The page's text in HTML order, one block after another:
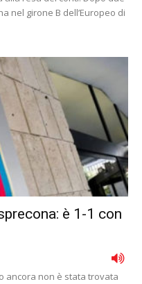
nel girone B dell’Europeo di
è 1-1 con
ancora non è stata trovata